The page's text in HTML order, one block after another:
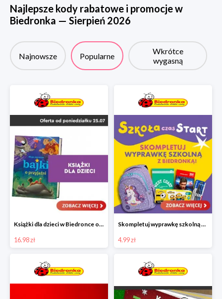
Najlepsze kody rabatowe i promocje w
Biedronka — Sierpień 2026
Najnowsze Popularne
Wkrótce
wygasną
Książki dla dzieci w Biedronce od 16,99 zł
16.98 zł
Skompletuj wyprawkę szkolną z Biedronką od 4,99 zł
4.99 zł